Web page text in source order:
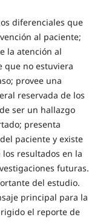
diferenciales que
al paciente;
la atención al
que no estuviera
provee una
reservada de los
ser un hallazgo
presenta
paciente y existe
resultados en la
futuras.
del estudio.
principal para la
el reporte de